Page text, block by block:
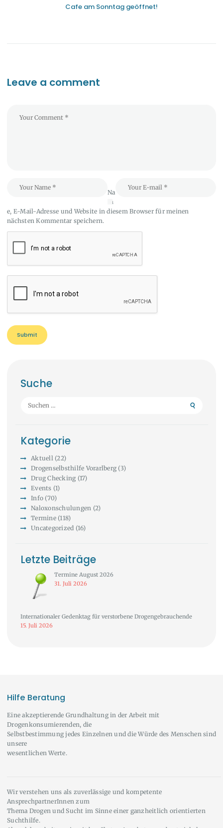
Cafe am Sonntag geöffnet!
Leave a comment
Na
m
e, E-Mail-Adresse und Website in diesem Browser für meinen
nächsten Kommentar speichern.
Suche
Suchen
Kategorie
Aktuell(22)
Drogenselbsthilfe Vorarlberg (3)
Drug Checking (17)
Events (1)
Info (70)
Naloxonschulungen (2)
Termine(118)
Uncategorized (16)
Letzte Beiträge
Termine August 2026
31. Juli 2026
Internationaler Gedenktag für verstorbene Drogengebrauchende
15. Juli 2026
Hilfe Beratung
Eine akzeptierende Grundhaltung in der Arbeit mit
Drogenkonsumierenden, die
Selbstbestimmung jedes Einzelnen und die Würde des Menschen sind
unsere
wesentlichen Werte.
Wir verstehen uns als zuverlässige und kompetente
AnsprechpartnerInnen zum
Thema Drogen und Sucht im Sinne einer ganzheitlich orientierten
Suchthilfe.